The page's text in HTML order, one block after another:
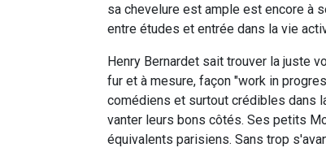
sa chevelure est ample est encore à
entre études et entrée dans la vie
Henry Bernardet sait trouver la juste
fur et à mesure, façon "work in
comédiens et surtout crédibles dans
vanter leurs bons côtés. Ses petits
équivalents parisiens. Sans trop